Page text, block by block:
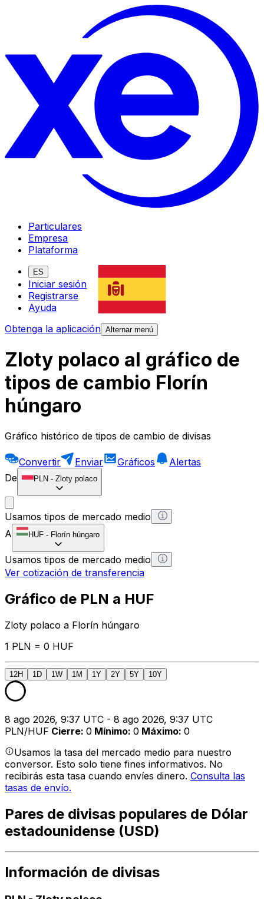
Particulares
Empresa
Plataforma
ES
Iniciar sesión
Registrarse
Ayuda
Obtenga la aplicación Alternar menú
Zloty polaco al gráfico de
tipos de cambio Florín
húngaro
Gráfico histórico de tipos de cambio de divisas
Convertir Enviar Gráficos
Alertas
De
PLN - Zloty polaco
Usamos tipos de mercado medio
A
HUF - Florín húngaro
Usamos tipos de mercado medio
Ver cotización de transferencia
Gráfico de PLN a HUF
Zloty polaco a Florín húngaro
1 PLN = 0 HUF
12H 1D 1W 1M 1Y 2Y 5Y 10Y
8 ago 2026, 9:37 UTC - 8 ago 2026, 9:37 UTC
PLN/HUF Cierre: 0 Mínimo: 0 Máximo: 0
Usamos la tasa del mercado medio para nuestro
conversor. Esto solo tiene fines informativos. No
recibirás esta tasa cuando envíes dinero. Consulta las
tasas de envío.
Pares de divisas populares de Dólar
estadounidense (USD)
Información de divisas